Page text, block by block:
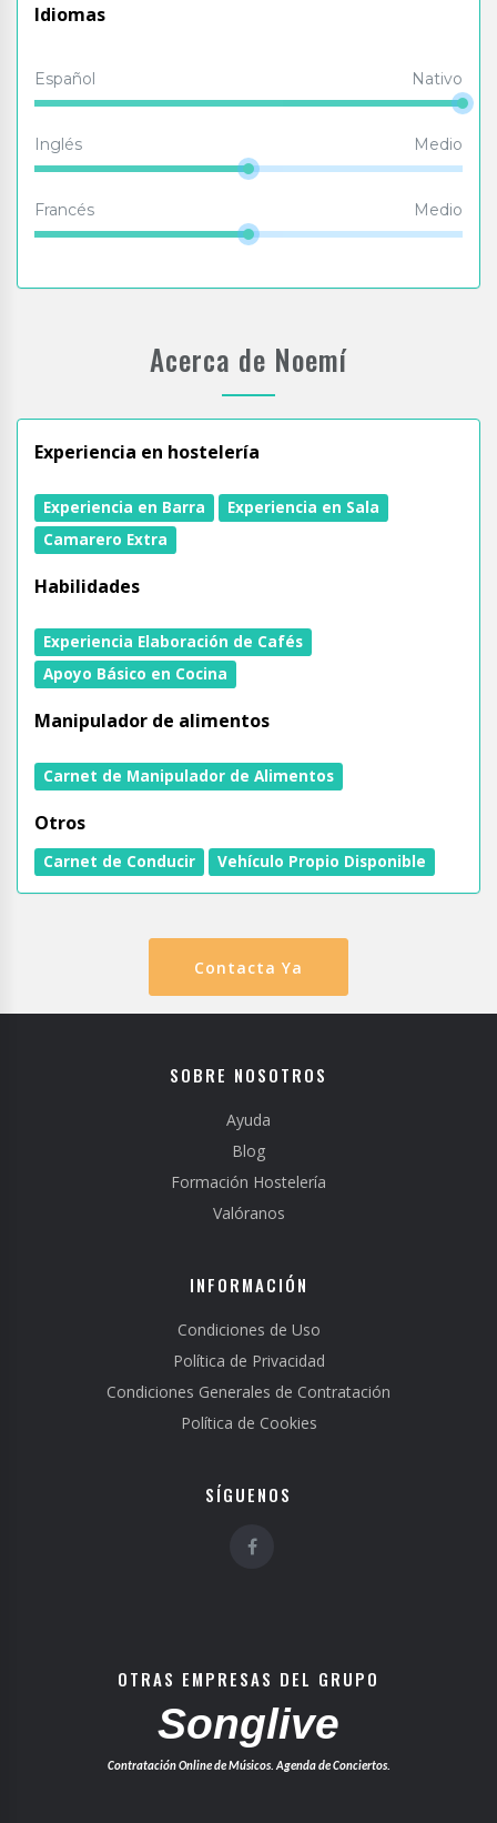
Idiomas
Español Nativo
Inglés Medio
Francés Medio
Acerca de Noemí
Experiencia en hostelería
Experiencia en Barra
Experiencia en Sala
Camarero Extra
Habilidades
Experiencia Elaboración de Cafés
Apoyo Básico en Cocina
Manipulador de alimentos
Carnet de Manipulador de Alimentos
Otros
Carnet de Conducir Vehículo Propio Disponible
Contacta Ya
SOBRE NOSOTROS
Ayuda
Blog
Formación Hostelería
Valóranos
INFORMACIÓN
Condiciones de Uso
Política de Privacidad
Condiciones Generales de Contratación
Política de Cookies
SÍGUENOS
OTRAS EMPRESAS DEL GRUPO
Songlive
Contratación Online de Músicos. Agenda de Conciertos.